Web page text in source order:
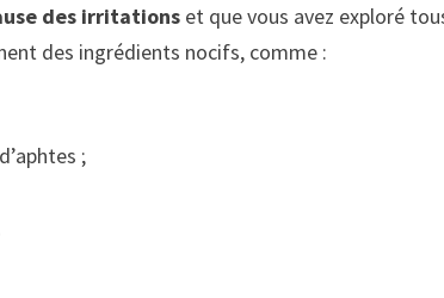
des irritations et que vous avez exploré
des ingrédients nocifs, comme :
;